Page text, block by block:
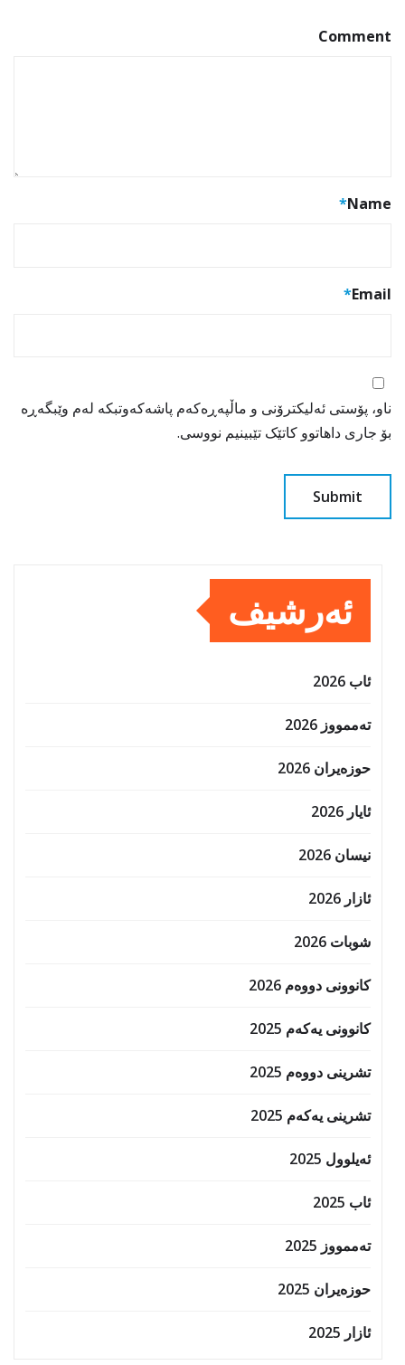
Comment
Name
*
Email
*
ناو، پۆستی ئەلیکترۆنی و ماڵپەڕەکەم پاشەکەوتبکە لەم وێبگەڕە
بۆ جاری داهاتوو کاتێک تێبینیم نووسی.
ئەرشیف
ئاب 2026
تەممووز 2026
حوزه‌یران 2026
ئایار 2026
نیسان 2026
ئازار 2026
شوبات 2026
کانوونی دووەم 2026
کانوونی یەکەم 2025
تشرینی دووەم 2025
تشرینی یەکەم 2025
ئەیلوول 2025
ئاب 2025
تەممووز 2025
حوزه‌یران 2025
ئازار 2025